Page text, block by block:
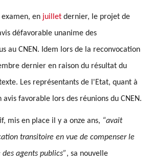
en juillet dernier, le projet de
défavorable unanime des
au CNEN. Idem lors de la reconvocation
dernier en raison du résultat du
Les représentants de l'Etat, quant à
favorable lors des réunions du CNEN.
mis en place il y a onze ans, “avait
transitoire en vue de compenser le
agents publics”, sa nouvelle